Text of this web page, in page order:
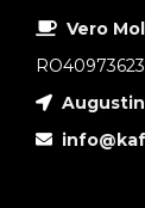
Vero
Augustin